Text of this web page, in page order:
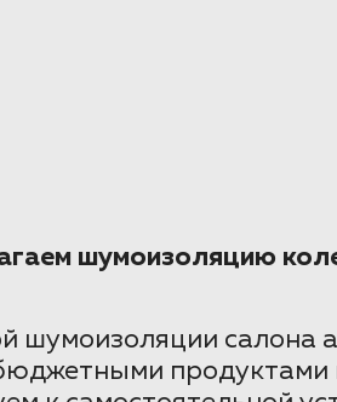
шумоизоляцию
шумоизоляции салона
продуктами